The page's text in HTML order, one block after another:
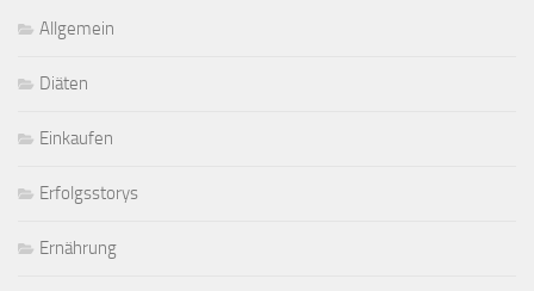
Allgemein
Diäten
Einkaufen
Erfolgsstorys
Ernährung